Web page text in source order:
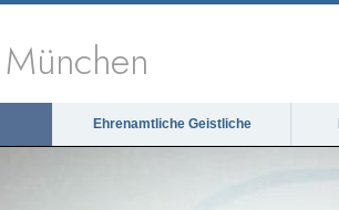
München
Ehrenamtliche Geistliche